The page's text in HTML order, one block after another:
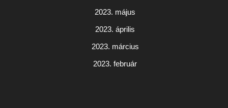
2023. május
2023. április
2023. március
2023. február